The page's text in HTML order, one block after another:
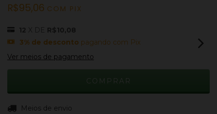
R$95,06 COM PIX
12 X DE R$10,08
3% de desconto pagando com Pix
Ver meios de pagamento
Entregas para o CEP:
Meios de envio